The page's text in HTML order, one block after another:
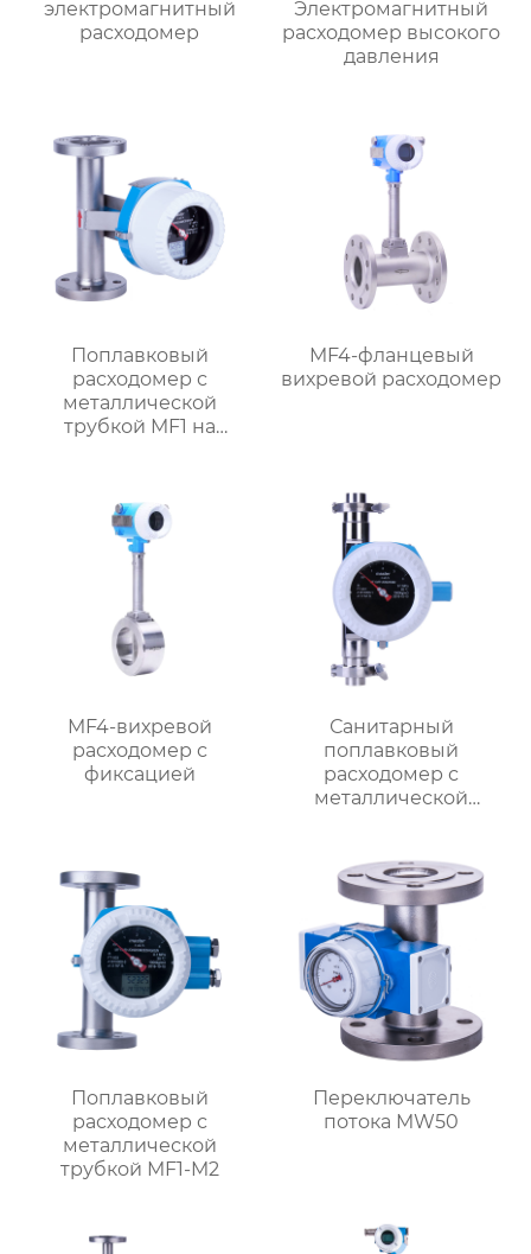
электромагнитный
расходомер
Электромагнитный
расходомер высокого
давления
Поплавковый
расходомер с
металлической
трубкой MF1 на
MF4-фланцевый
вихревой расходомер
MF4-вихревой
расходомер с
фиксацией
Санитарный
поплавковый
расходомер с
металлической
Поплавковый
расходомер с
металлической
трубкой MF1-M2
Переключатель
потока MW50